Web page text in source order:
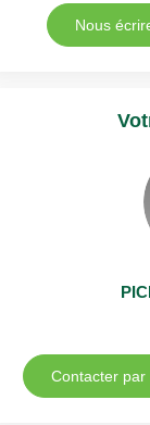
Nous
Contacter par